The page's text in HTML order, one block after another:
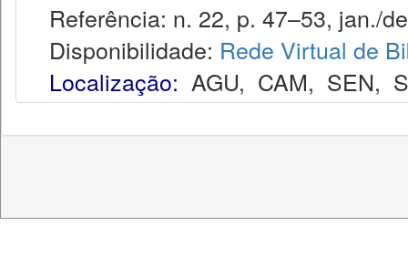
Referência: n. 22, p. 47–53, jan./
Disponibilidade: Rede Virtual de
Localização: AGU, CAM, SEN,